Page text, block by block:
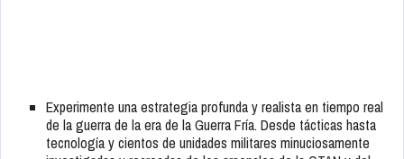
Experimente una estrategia profunda y realista en tiempo real
de la guerra de la era de la Guerra Fría. Desde tácticas hasta
tecnología y cientos de unidades militares minuciosamente